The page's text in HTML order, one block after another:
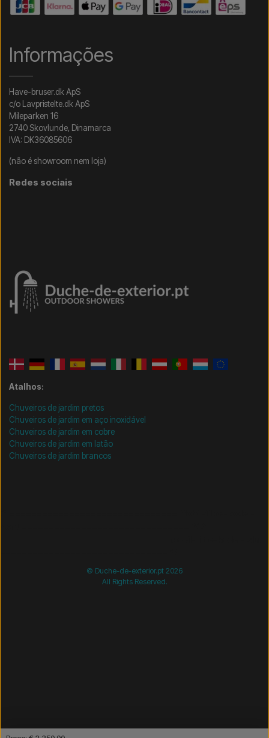
Informações
Have-bruser.dk ApS
c/o Lavpristelte.dk ApS
Mileparken 16
2740 Skovlunde, Dinamarca
IVA: DK36085606
(não é showroom nem loja)
Redes sociais
Atalhos:
Chuveiros de jardim pretos
Chuveiros de jardim em aço inoxidável
Chuveiros de jardim em cobre
Chuveiros de jardim em latão
Chuveiros de jardim brancos
© Duche-de-exterior.pt 2026
All Rights Reserved.